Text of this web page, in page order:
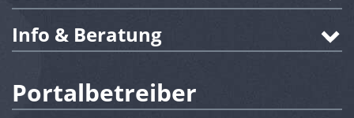
Info & Beratung
Portalbetreiber